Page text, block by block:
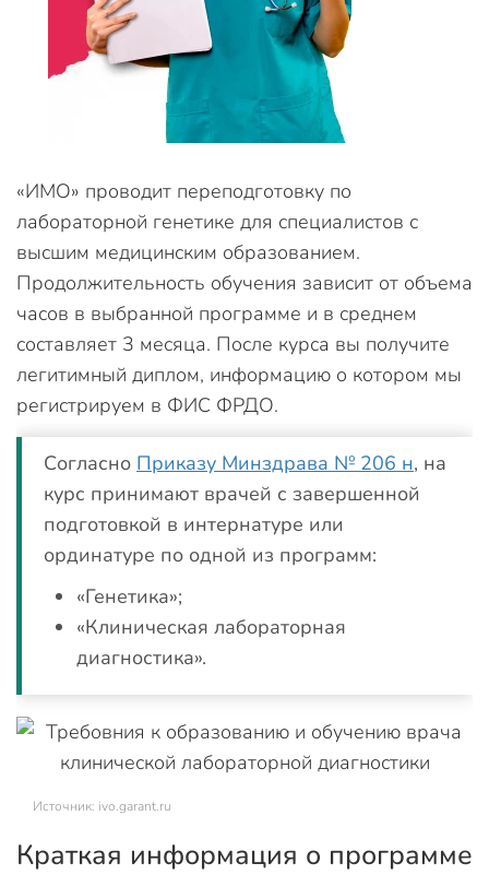
«ИМО» проводит переподготовку по
лабораторной генетике для специалистов с
высшим медицинским образованием.
Продолжительность обучения зависит от объема
часов в выбранной программе и в среднем
составляет 3 месяца. После курса вы получите
легитимный диплом, информацию о котором мы
регистрируем в ФИС ФРДО.
Согласно Приказу Минздрава № 206 н, на
курс принимают врачей с завершенной
подготовкой в интернатуре или
ординатуре по одной из программ:
«Генетика»;
«Клиническая лабораторная
диагностика».
Источник: ivo.garant.ru
Краткая информация о программе